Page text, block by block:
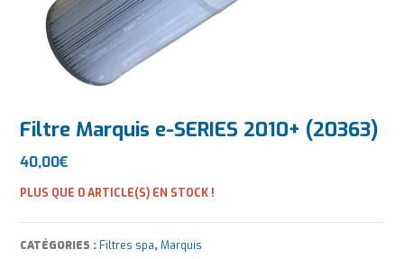
Filtre Marquis e-SERIES 2010+ (20363)
40,00€
PLUS QUE 0 ARTICLE(S) EN STOCK !
CATÉGORIES : Filtres spa,Marquis